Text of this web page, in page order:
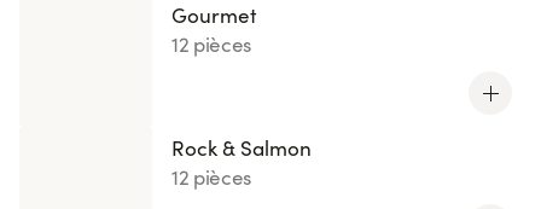
Gourmet
12 pièces
Rock & Salmon
12 pièces